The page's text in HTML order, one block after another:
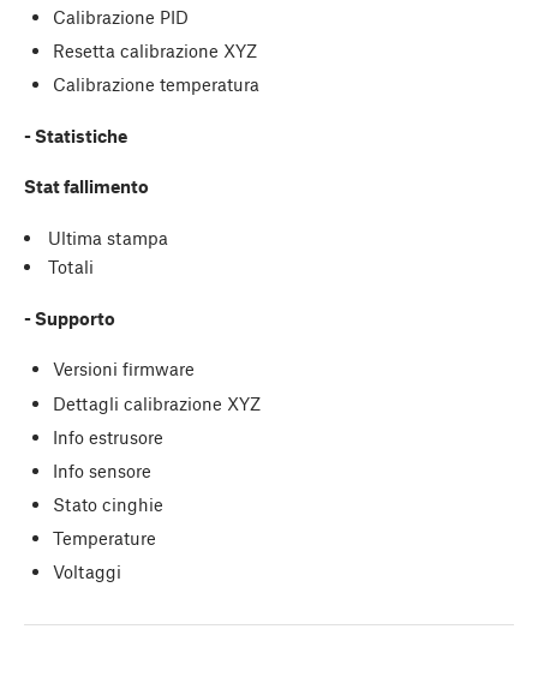
Calibrazione PID
Resetta calibrazione XYZ
Calibrazione temperatura
- Statistiche
Stat fallimento
Ultima stampa
Totali
- Supporto
Versioni firmware
Dettagli calibrazione XYZ
Info estrusore
Info sensore
Stato cinghie
Temperature
Voltaggi